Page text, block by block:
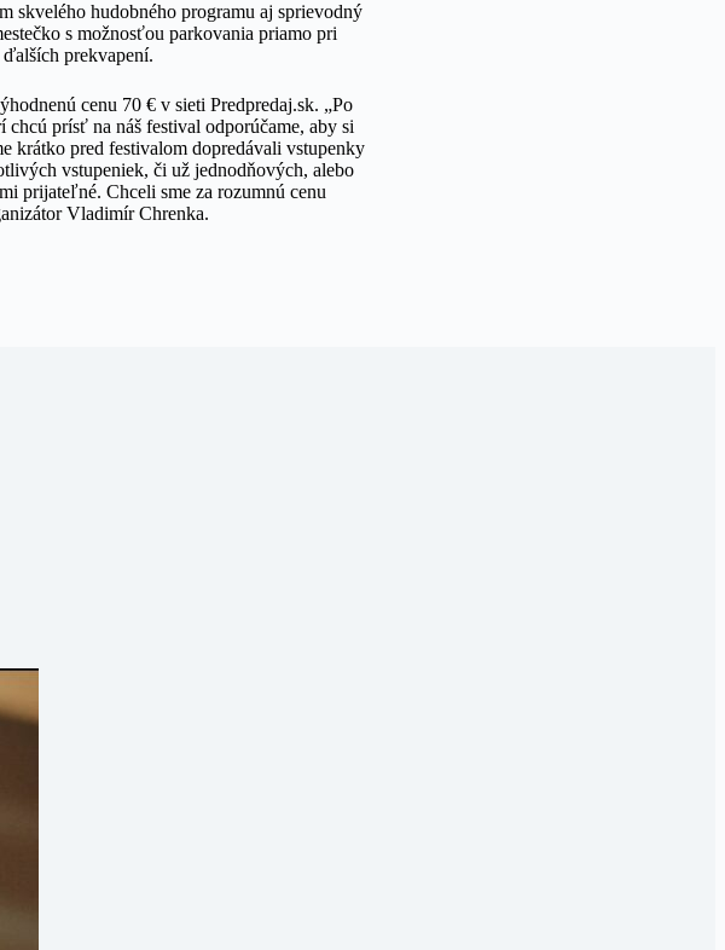
skvelého hudobného programu aj sprievodný
s možnosťou parkovania priamo pri
prekvapení.
cenu 70 € v sieti Predpredaj.sk. „Po
prísť na náš festival odporúčame, aby si
krátko pred festivalom dopredávali vstupenky
vstupeniek, či už jednodňových, alebo
prijateľné. Chceli sme za rozumnú cenu
Vladimír Chrenka.